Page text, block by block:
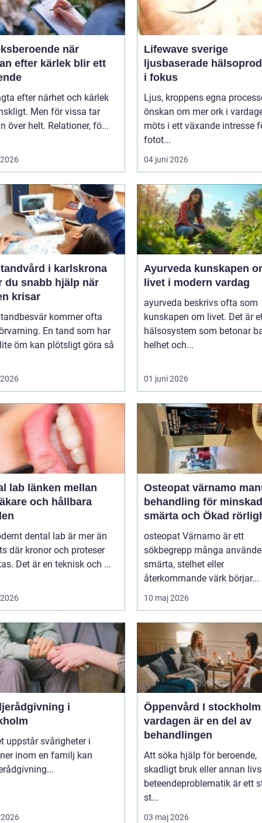
när
efter kärlek blir ett
efter närhet och kärlek
Men för vissa tar
över helt. Relationer, fö...
Lifewave sverige
ljusbaserade
i fokus
Ljus, kroppens egna
önskan om mer ork i
möts i ett växande intresse
fotot...
04 juni 2026
i karlskrona
du snabb hjälp när
krisar
kommer ofta
En tand som har
öm kan plötsligt göra så
Ayurveda kunskapen om
livet i modern vardag
ayurveda beskrivs ofta som
kunskapen om livet. Det är
hälsosystem som betonar
helhet och...
01 juni 2026
mellan
och hållbara
dental lab är mer än
där kronor och proteser
Det är en teknisk och ...
Osteopat värnamo manuell
behandling för minskad
smärta och Ökad
osteopat Värnamo är ett
sökbegrepp många
smärta, stelhet eller
återkommande värk börjar...
10 maj 2026
i
uppstår svårigheter i
inom en familj kan
Öppenvård I stockholm
vardagen är en del av
behandlingen
Att söka hjälp för beroende,
skadligt bruk eller annan
beteendeproblematik är ett
st...
03 maj 2026